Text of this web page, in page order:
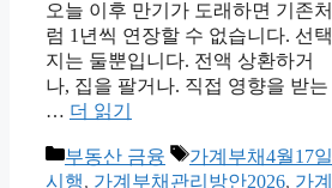
오늘 이후 만기가 도래하면 기존처
럼 1년씩 연장할 수 없습니다. 선택
지는 둘뿐입니다. 전액 상환하거
나, 집을 팔거나. 직접 영향을 받는
… 더 읽기
카
테
부동산 금융
태
그
가계부채4월17일
시행, 가계부채관리방안2026, 가계